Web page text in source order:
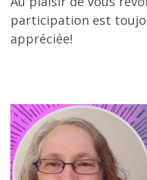
participation est
appréciée!